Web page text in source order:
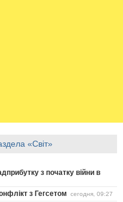
«Світ»
з початку війни в
з Гегсетом сегодня, 09:27